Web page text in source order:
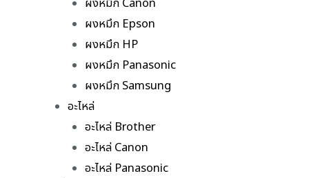
ผงหมึก Canon
ผงหมึก Epson
ผงหมึก HP
ผงหมึก Panasonic
ผงหมึก Samsung
อะไหล่
อะไหล่ Brother
อะไหล่ Canon
อะไหล่ Panasonic